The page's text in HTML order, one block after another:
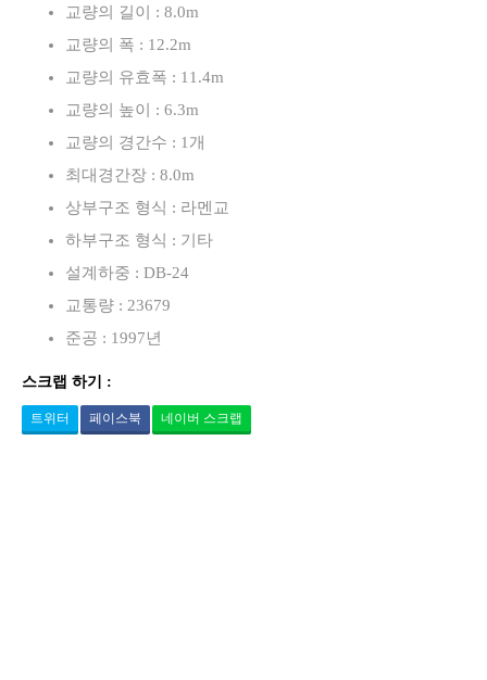
교량의 길이 : 8.0m
교량의 폭 : 12.2m
교량의 유효폭 : 11.4m
교량의 높이 : 6.3m
교량의 경간수 : 1개
최대경간장 : 8.0m
상부구조 형식 : 라멘교
하부구조 형식 : 기타
설계하중 : DB-24
교통량 : 23679
준공 : 1997년
스크랩 하기 :
트위터 페이스북 네이버 스크랩